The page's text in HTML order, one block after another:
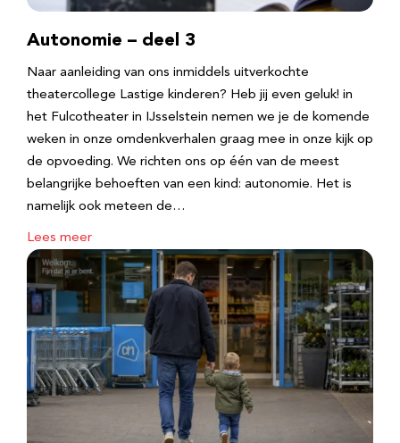
Autonomie – deel 3
Naar aanleiding van ons inmiddels uitverkochte
theatercollege Lastige kinderen? Heb jij even geluk! in
het Fulcotheater in IJsselstein nemen we je de komende
weken in onze omdenkverhalen graag mee in onze kijk op
de opvoeding. We richten ons op één van de meest
belangrijke behoeften van een kind: autonomie. Het is
namelijk ook meteen de…
Lees meer